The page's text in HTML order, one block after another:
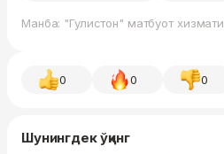
Манба: "Гулистон" матбуот хизмати
0 0 0
Шунингдек ўқинг